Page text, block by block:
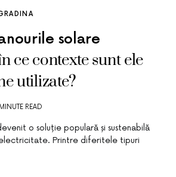
solare
ce contexte sunt ele
utilizate?
READ
o soluție populară și sustenabilă
Printre diferitele tipuri